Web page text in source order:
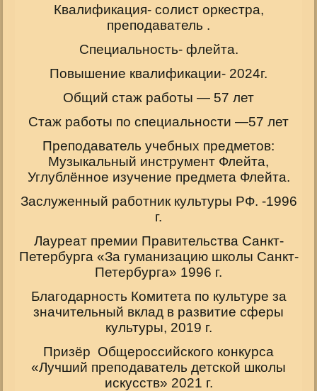
Квалификация- солист оркестра,
преподаватель .
Специальность- флейта.
Повышение квалификации- 2024г.
Общий стаж работы — 57 лет
Стаж работы по специальности —57 лет
Преподаватель учебных предметов:
Музыкальный инструмент Флейта,
Углублённое изучение предмета Флейта.
Заслуженный работник культуры РФ. -1996
г.
Лауреат премии Правительства Санкт-
Петербурга «За гуманизацию школы Санкт-
Петербурга» 1996 г.
Благодарность Комитета по культуре за
значительный вклад в развитие сферы
культуры, 2019 г.
Призёр Общероссийского конкурса
«Лучший преподаватель детской школы
искусств» 2021 г.